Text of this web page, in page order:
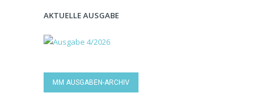
AKTUELLE AUSGABE
MM AUSGABEN-ARCHIV